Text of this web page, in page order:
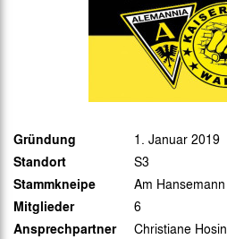
Gründung 1. Januar 2019
Standort S3
Stammkneipe Am Hansemann
Mitglieder 6
Ansprechpartner Christiane Hosin